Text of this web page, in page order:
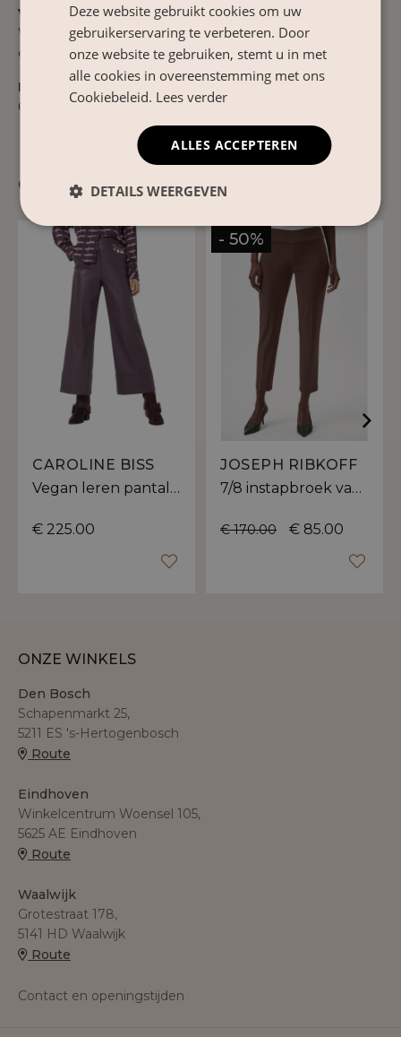
Verzorgingsinstructies
Wassen op 30°C met een fijnwasprogramma. Niet in
de droger om de pasvorm en details te behouden.
Product Nr.
61015-6793
Gerelateerde producten
CAROLINE BISS
Vegan leren pantalon dames | 7/8 rechte pasvorm
€ 225.00
JOSEPH RIBKOFF
7/8 instapbroek van Joseph Ribkoff met brede elastische tailleband
€ 170.00 € 85.00
- 50%
ONZE WINKELS
Den Bosch
Schapenmarkt 25,
5211 ES 's-Hertogenbosch
Route
Eindhoven
Winkelcentrum Woensel 105,
5625 AE Eindhoven
Route
Waalwijk
Grotestraat 178,
5141 HD Waalwijk
Route
Contact en openingstijden
Deze website gebruikt cookies om uw
gebruikerservaring te verbeteren. Door
onze website te gebruiken, stemt u in met
alle cookies in overeenstemming met ons
Cookiebeleid. Lees verder
ALLES ACCEPTEREN
DETAILS WEERGEVEN